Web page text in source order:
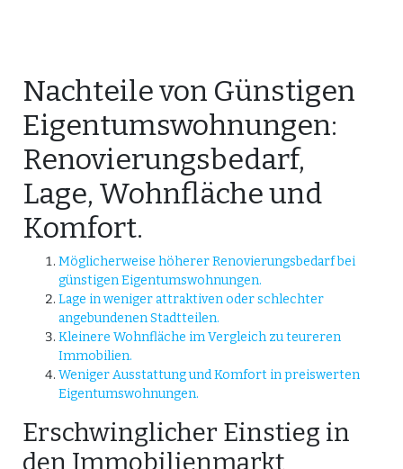
Nachteile von Günstigen
Eigentumswohnungen:
Renovierungsbedarf,
Lage, Wohnfläche und
Komfort.
Möglicherweise höherer Renovierungsbedarf bei
günstigen Eigentumswohnungen.
Lage in weniger attraktiven oder schlechter
angebundenen Stadtteilen.
Kleinere Wohnfläche im Vergleich zu teureren
Immobilien.
Weniger Ausstattung und Komfort in preiswerten
Eigentumswohnungen.
Erschwinglicher Einstieg in
den Immobilienmarkt